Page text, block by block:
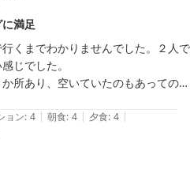
なります。
などの設備につきましても、快適
いたしました。朝食レストランで
召していただき光栄です。
思います」とのお言葉をいただ
ただきました貴重なご意見は、今
だきます。
てなしで快適なひとときをご提供
し上げております。
満足
くまでわかりませんでした。２人で
じでした。
所あり、空いていたのもあってのん
分な種類と質で満足しました。
ョン: 4 | 朝食: 4 | 夕食: 4 |